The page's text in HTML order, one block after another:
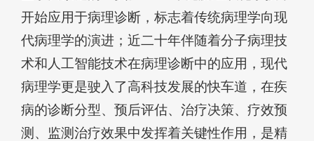
开始应用于病理诊断，标志着传统病理学向现
代病理学的演进；近二十年伴随着分子病理技
术和人工智能技术在病理诊断中的应用，现代
病理学更是驶入了高科技发展的快车道，在疾
病的诊断分型、预后评估、治疗决策、疗效预
测、监测治疗效果中发挥着关键性作用，是精